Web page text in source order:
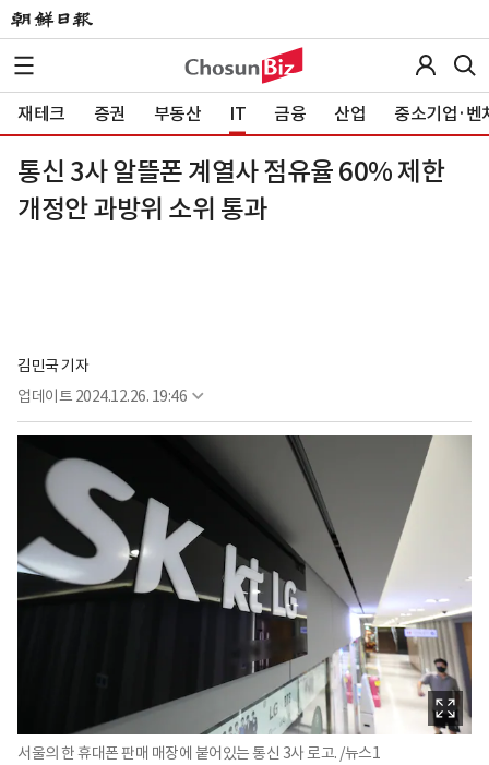
재테크 증권 부동산 IT 금융 산업 중소기업·벤
통신 3사 알뜰폰 계열사 점유율 60% 제한
개정안 과방위 소위 통과
김민국 기자
업데이트 2024.12.26. 19:46
서울의 한 휴대폰 판매 매장에 붙어있는 통신 3사 로고. /뉴스1